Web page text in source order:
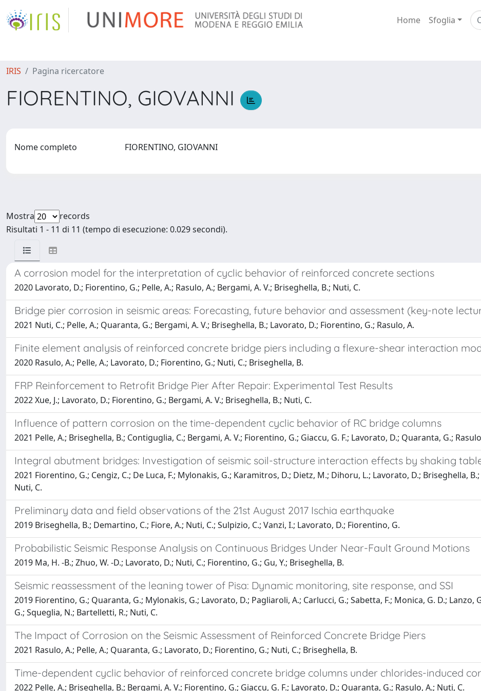
Home Sfoglia
IRIS Pagina ricercatore
FIORENTINO, GIOVANNI
Nome completo FIORENTINO, GIOVANNI
Mostra
records
Risultati 1 - 11 di 11 (tempo di esecuzione: 0.029 secondi).
A corrosion model for the interpretation of cyclic behavior of reinforced concrete sections
2020 Lavorato, D.; Fiorentino, G.; Pelle, A.; Rasulo, A.; Bergami, A. V.; Briseghella, B.; Nuti, C.
Bridge pier corrosion in seismic areas: Forecasting, future behavior and assessment (key-note
2021 Nuti, C.; Pelle, A.; Quaranta, G.; Bergami, A. V.; Briseghella, B.; Lavorato, D.; Fiorentino, G.; Rasulo, A.
Finite element analysis of reinforced concrete bridge piers including a flexure-shear interaction
2020 Rasulo, A.; Pelle, A.; Lavorato, D.; Fiorentino, G.; Nuti, C.; Briseghella, B.
FRP Reinforcement to Retrofit Bridge Pier After Repair: Experimental Test Results
2022 Xue, J.; Lavorato, D.; Fiorentino, G.; Bergami, A. V.; Briseghella, B.; Nuti, C.
Influence of pattern corrosion on the time-dependent cyclic behavior of RC bridge columns
2021 Pelle, A.; Briseghella, B.; Contiguglia, C.; Bergami, A. V.; Fiorentino, G.; Giaccu, G. F.; Lavorato, D.; Quaranta, G.;
Integral abutment bridges: Investigation of seismic soil-structure interaction effects by shaking
2021 Fiorentino, G.; Cengiz, C.; De Luca, F.; Mylonakis, G.; Karamitros, D.; Dietz, M.; Dihoru, L.; Lavorato, D.; Briseghella,
Nuti, C.
Preliminary data and field observations of the 21st August 2017 Ischia earthquake
2019 Briseghella, B.; Demartino, C.; Fiore, A.; Nuti, C.; Sulpizio, C.; Vanzi, I.; Lavorato, D.; Fiorentino, G.
Probabilistic Seismic Response Analysis on Continuous Bridges Under Near-Fault Ground Motions
2019 Ma, H. -B.; Zhuo, W. -D.; Lavorato, D.; Nuti, C.; Fiorentino, G.; Gu, Y.; Briseghella, B.
Seismic reassessment of the leaning tower of Pisa: Dynamic monitoring, site response, and SSI
2019 Fiorentino, G.; Quaranta, G.; Mylonakis, G.; Lavorato, D.; Pagliaroli, A.; Carlucci, G.; Sabetta, F.; Monica, G. D.; Lanzo,
G.; Squeglia, N.; Bartelletti, R.; Nuti, C.
The Impact of Corrosion on the Seismic Assessment of Reinforced Concrete Bridge Piers
2021 Rasulo, A.; Pelle, A.; Quaranta, G.; Lavorato, D.; Fiorentino, G.; Nuti, C.; Briseghella, B.
Time-dependent cyclic behavior of reinforced concrete bridge columns under chlorides-induced
2022 Pelle, A.; Briseghella, B.; Bergami, A. V.; Fiorentino, G.; Giaccu, G. F.; Lavorato, D.; Quaranta, G.; Rasulo, A.; Nuti, C.